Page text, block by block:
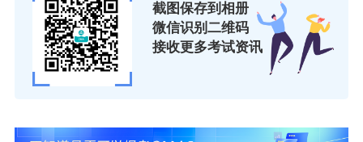
针对CMA持证者陆续颁布了一系列相关福利政
策，比如上海、浙江、海南、厦门、成都等地，
针对CMA持证者给出
安居补贴、子女入学、医疗
截图保存到相册
微信识别二维码
接收更多考试资讯